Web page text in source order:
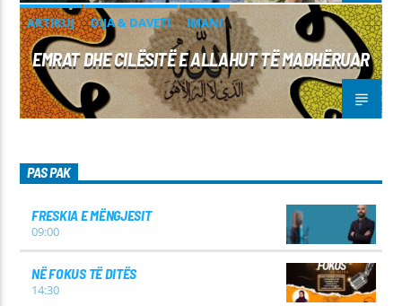
ARTIKUJ DIJA & DAVETI IMANI
EMRAT DHE CILËSITË E ALLAHUT TË MADHËRUAR
PAS PAK
FRESKIA E MËNGJESIT
09:00
NË FOKUS TË DITËS
14:30